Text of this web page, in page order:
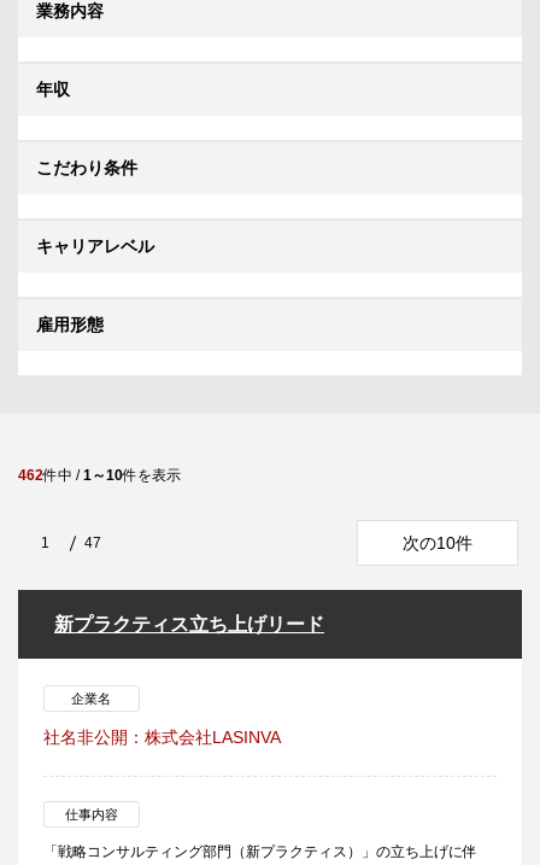
業務内容
年収
こだわり条件
キャリアレベル
雇用形態
462件中 /1～10件を表示
1 47 次の10件
新プラクティス立ち上げリード
企業名
社名非公開：株式会社LASINVA
仕事内容
「戦略コンサルティング部門（新プラクティス）」の立ち上げに伴